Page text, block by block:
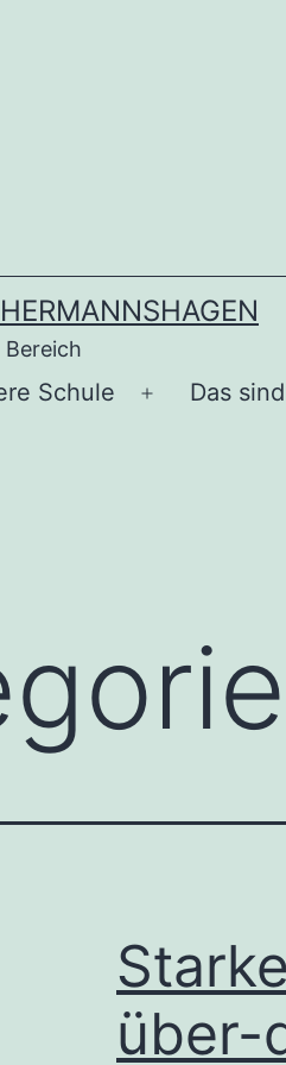
Bereich
Schule
Menü
Das
über-